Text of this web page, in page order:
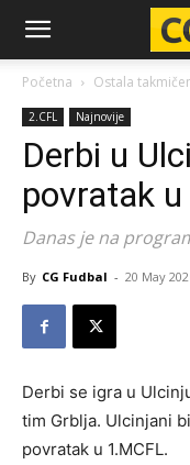
CG-
Fudbal
Početna Ostala
2.CFL Najnovije
Derbi u
povratak
Danas je na
By CG Fudbal - 20 May
Derbi se igra u
tim Grblja. Ulcinjani
povratak u 1.MCFL.